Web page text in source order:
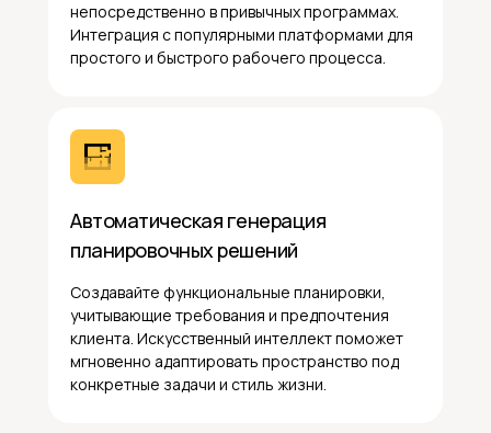
непосредственно в привычных программах.
Интеграция с популярными платформами для
простого и быстрого рабочего процесса.
Автоматическая генерация
планировочных решений
Создавайте функциональные планировки,
учитывающие требования и предпочтения
клиента. Искусственный интеллект поможет
мгновенно адаптировать пространство под
конкретные задачи и стиль жизни.